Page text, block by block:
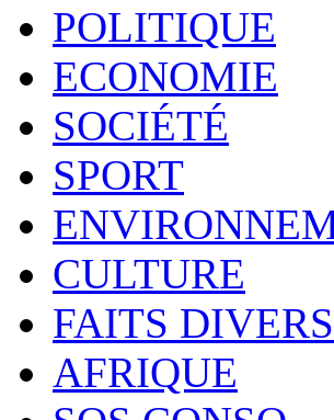
POLITIQUE
ECONOMIE
SOCIÉTÉ
SPORT
CULTURE
FAITS DIVERS
AFRIQUE